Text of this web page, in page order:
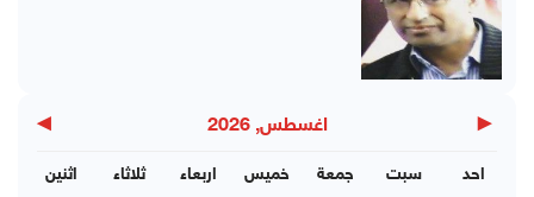
◀ اغسطس, 2026 ▶
اثنين ثلاثاء اربعاء خميس جمعة سبت احد